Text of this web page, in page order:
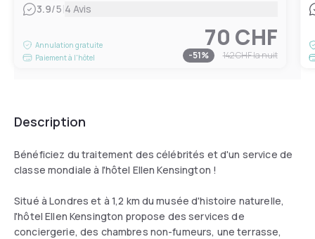
3.9/5|4 Avis
Annulation gratuite
Paiement à l'hôtel
70 CHF
-51% 142 CHFla nuit
Description
Bénéficiez du traitement des célébrités et d'un service de
classe mondiale à l'hôtel Ellen Kensington !
Situé à Londres et à 1,2 km du musée d'histoire naturelle,
l'hôtel Ellen Kensington propose des services de
conciergerie, des chambres non-fumeurs, une terrasse,